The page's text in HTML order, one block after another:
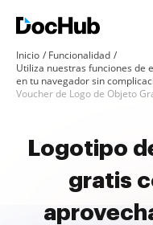
Inicio
Funcionalidad
Utiliza nuestras funciones de
en tu navegador sin
Voucher de Logo de Objeto
Logotipo
gratis